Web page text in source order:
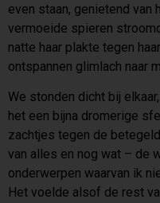
even staan, genietend van
vermoeide spieren
natte haar plakte tegen
ontspannen glimlach naar
We stonden dicht bij
het een bijna dromerige
zachtjes tegen de
van alles en nog wat – de
onderwerpen waarvan ik
Het voelde alsof de rest